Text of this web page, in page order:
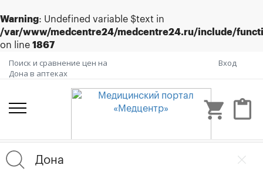
Warning: Undefined variable $text in
/var/www/medcentre24/medcentre24.ru/include/
on line 1867
Поиск и сравнение цен на
Дона в аптеках
Вход
shopping_cart content_paste